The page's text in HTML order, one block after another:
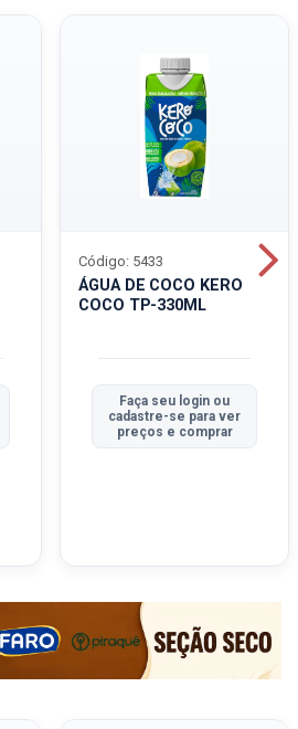
ÁGUA DE COCO KERO
COCO TP-330ML
Código: 5433
Faça seu login ou
cadastre-se para ver
preços e comprar